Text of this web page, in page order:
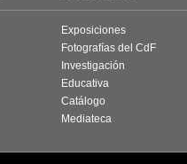
Exposiciones
Fotografías del CdF
Investigación
Educativa
Catálogo
Mediateca